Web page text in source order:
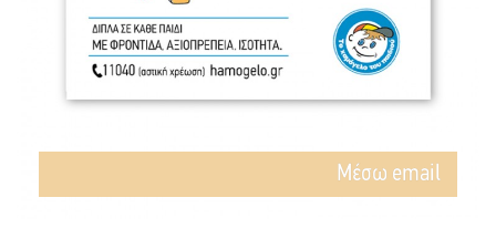
Mέσω email